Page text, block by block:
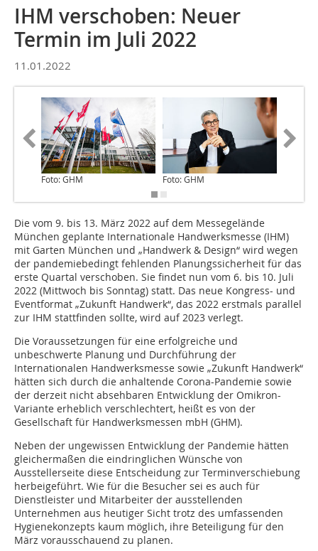
IHM verschoben: Neuer
Termin im Juli 2022
11.01.2022
Foto: GHM Foto: GHM
Die vom 9. bis 13. März 2022 auf dem Messegelände
München geplante Internationale Handwerksmesse (IHM)
mit Garten München und „Handwerk & Design“ wird wegen
der pandemiebedingt fehlenden Planungssicherheit für das
erste Quartal verschoben. Sie findet nun vom 6. bis 10. Juli
2022 (Mittwoch bis Sonntag) statt. Das neue Kongress- und
Eventformat „Zukunft Handwerk“, das 2022 erstmals parallel
zur IHM stattfinden sollte, wird auf 2023 verlegt.
Die Voraussetzungen für eine erfolgreiche und
unbeschwerte Planung und Durchführung der
Internationalen Handwerksmesse sowie „Zukunft Handwerk“
hätten sich durch die anhaltende Corona-Pandemie sowie
der derzeit nicht absehbaren Entwicklung der Omikron-
Variante erheblich verschlechtert, heißt es von der
Gesellschaft für Handwerksmessen mbH (GHM).
Neben der ungewissen Entwicklung der Pandemie hätten
gleichermaßen die eindringlichen Wünsche von
Ausstellerseite diese Entscheidung zur Terminverschiebung
herbeigeführt. Wie für die Besucher sei es auch für
Dienstleister und Mitarbeiter der ausstellenden
Unternehmen aus heutiger Sicht trotz des umfassenden
Hygienekonzepts kaum möglich, ihre Beteiligung für den
März vorausschauend zu planen.